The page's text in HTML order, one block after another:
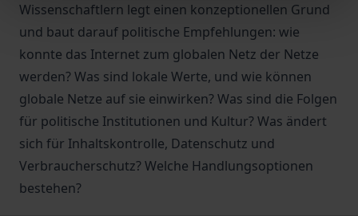
Wissenschaftlern legt einen konzeptionellen Grund
und baut darauf politische Empfehlungen: wie
konnte das Internet zum globalen Netz der Netze
werden? Was sind lokale Werte, und wie können
globale Netze auf sie einwirken? Was sind die Folgen
für politische Institutionen und Kultur? Was ändert
sich für Inhaltskontrolle, Datenschutz und
Verbraucherschutz? Welche Handlungsoptionen
bestehen?